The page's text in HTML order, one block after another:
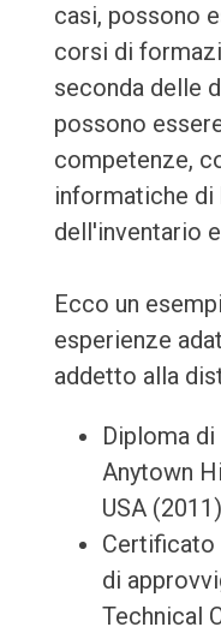
casi, possono
corsi di
seconda delle
possono
competenze,
informatiche
dell'inventario
Ecco un
esperienze
addetto alla
Diploma
Anytown
USA (2011)
Certificato
di
Technical